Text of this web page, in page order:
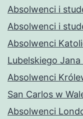
Absolwenci i
Absolwenci i
Absolwenci
Lubelskiego Jana
Absolwenci
San Carlos w
Absolwenci